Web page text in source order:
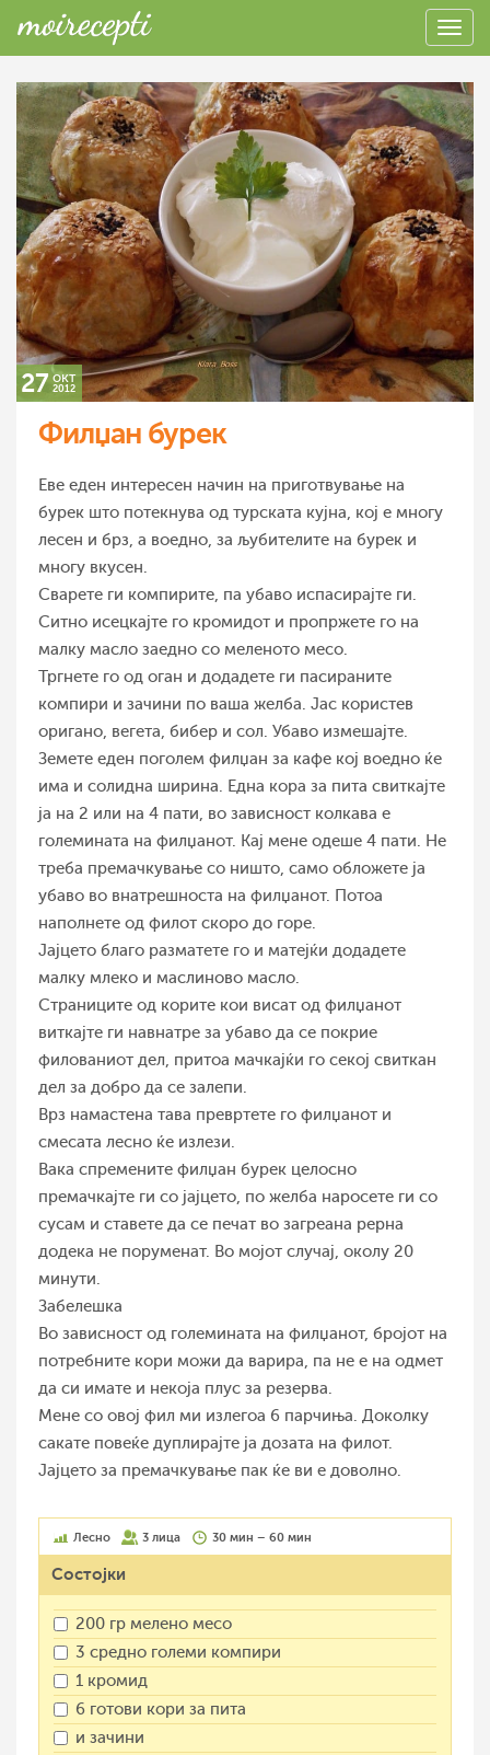
27 окт
2012
Филџан бурек
Еве еден интересен начин на приготвување на
бурек што потекнува од турската кујна, кој е многу
лесен и брз, а воедно, за љубителите на бурек и
многу вкусен.
Сварете ги компирите, па убаво испасирајте ги.
Ситно исецкајте го кромидот и пропржете го на
малку масло заедно со меленото месо.
Тргнете го од оган и додадете ги пасираните
компири и зачини по ваша желба. Јас користев
оригано, вегета, бибер и сол. Убаво измешајте.
Земете еден поголем филџан за кафе кој воедно ќе
има и солидна ширина. Една кора за пита свиткајте
ја на 2 или на 4 пати, во зависност колкава е
големината на филџанот. Кај мене одеше 4 пати. Не
треба премачкување со ништо, само обложете ја
убаво во внатрешноста на филџанот. Потоа
наполнете од филот скоро до горе.
Јајцето благо разматете го и матејќи додадете
малку млеко и маслиново масло.
Страниците од корите кои висат од филџанот
виткајте ги навнатре за убаво да се покрие
филованиот дел, притоа мачкајќи го секој свиткан
дел за добро да се залепи.
Врз намастена тава превртете го филџанот и
смесата лесно ќе излези.
Вака спремените филџан бурек целосно
премачкајте ги со јајцето, по желба наросете ги со
сусам и ставете да се печат во загреана рерна
додека не поруменат. Во мојот случај, околу 20
минути.
Забелешка
Во зависност од големината на филџанот, бројот на
потребните кори можи да варира, па не е на одмет
да си имате и некоја плус за резерва.
Мене со овој фил ми излегоа 6 парчиња. Доколку
сакате повеќе дуплирајте ја дозата на филот.
Јајцето за премачкување пак ќе ви е доволно.
Лесно 3 лица 30 мин – 60 мин
Состојки
200 гр мелено месо
3 средно големи компири
1 кромид
6 готови кори за пита
и зачини